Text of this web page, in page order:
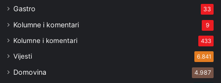
Gastro 33
Kolumne i komentari 9
Kolumne i komentari 433
Vijesti 6.841
Domovina 4.987